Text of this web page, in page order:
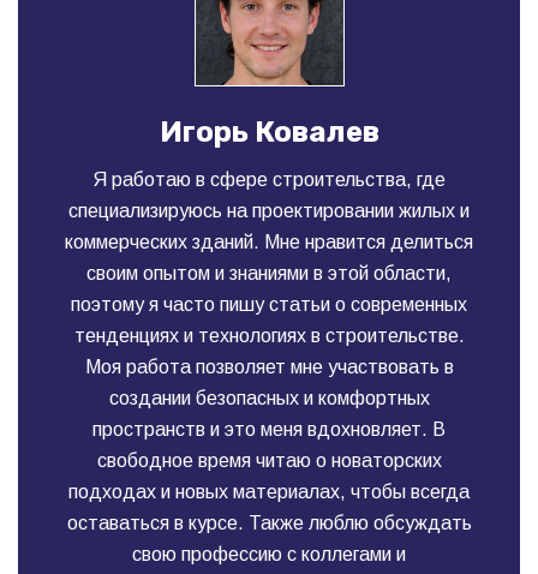
Игорь Ковалев
Я работаю в сфере строительства, где
специализируюсь на проектировании жилых и
коммерческих зданий. Мне нравится делиться
своим опытом и знаниями в этой области,
поэтому я часто пишу статьи о современных
тенденциях и технологиях в строительстве.
Моя работа позволяет мне участвовать в
создании безопасных и комфортных
пространств и это меня вдохновляет. В
свободное время читаю о новаторских
подходах и новых материалах, чтобы всегда
оставаться в курсе. Также люблю обсуждать
свою профессию с коллегами и